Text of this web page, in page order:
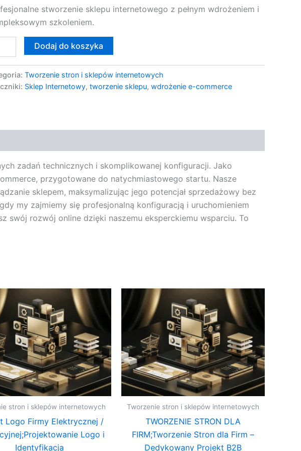
stworzenie sklepu internetowego z pełnym wdrożeniem i
szkoleniem.
Dodaj do koszyka
Tworzenie stron i sklepów internetowych
Sklep Internetowy, tworzenie sklepu, wdrożenie e-commerce
zadań technicznych i skomplikowanej konfiguracji. Jako
przygotowane do natychmiastowego startu. Nasze
sklepem, maksymalizując jego potencjał sprzedażowy bez
my zajmiemy się profesjonalną konfiguracją i uruchomieniem
swój rozwój online dzięki naszemu eksperckiemu wsparciu. To
stron i sklepów internetowych
Logo Firmy Elektrycznej /
Logo i
Identyfikacja
Tworzenie stron i sklepów internetowych
TWORZENIE STRON DLA
FIRM;Tworzenie Stron dla Firm –
Dedykowany Projekt B2B